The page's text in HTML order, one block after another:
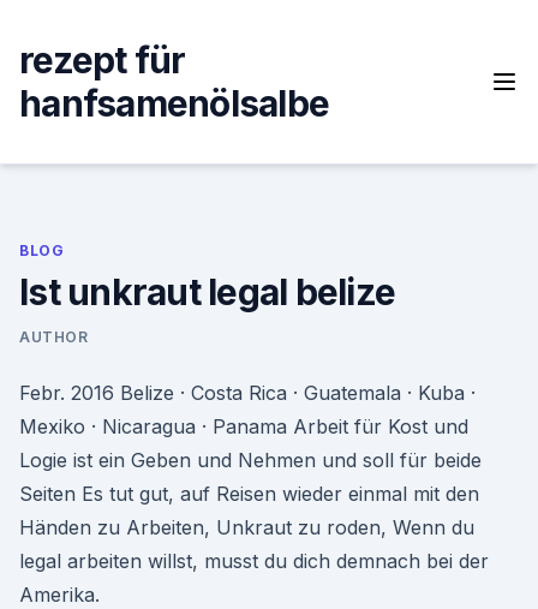
content
rezept für
hanfsamenölsalbe
BLOG
Ist unkraut legal belize
AUTHOR
Febr. 2016 Belize · Costa Rica · Guatemala · Kuba ·
Mexiko · Nicaragua · Panama Arbeit für Kost und
Logie ist ein Geben und Nehmen und soll für beide
Seiten Es tut gut, auf Reisen wieder einmal mit den
Händen zu Arbeiten, Unkraut zu roden, Wenn du
legal arbeiten willst, musst du dich demnach bei der
Amerika.